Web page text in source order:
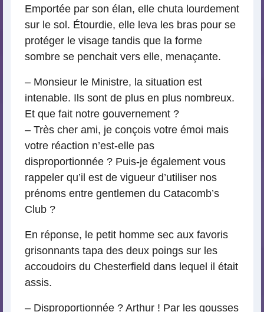
Emportée par son élan, elle chuta lourdement
sur le sol. Étourdie, elle leva les bras pour se
protéger le visage tandis que la forme
sombre se penchait vers elle, menaçante.
– Monsieur le Ministre, la situation est
intenable. Ils sont de plus en plus nombreux.
Et que fait notre gouvernement ?
– Très cher ami, je conçois votre émoi mais
votre réaction n’est-elle pas
disproportionnée ? Puis-je également vous
rappeler qu’il est de vigueur d’utiliser nos
prénoms entre gentlemen du Catacomb’s
Club ?
En réponse, le petit homme sec aux favoris
grisonnants tapa des deux poings sur les
accoudoirs du Chesterfield dans lequel il était
assis.
– Disproportionnée ? Arthur ! Par les gousses